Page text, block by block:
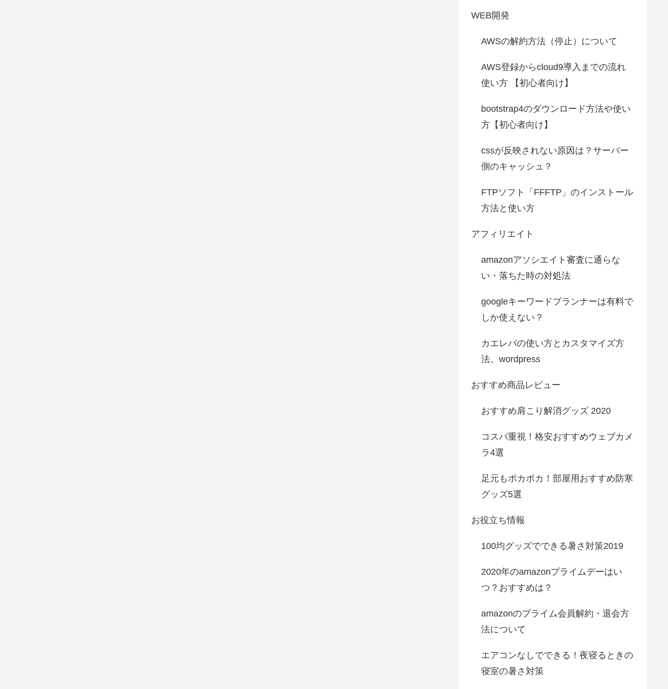
WEB開発
AWSの解約方法（停止）について
AWS登録からcloud9導入までの流れ
使い方 【初心者向け】
bootstrap4のダウンロード方法や使い
方【初心者向け】
cssが反映されない原因は？サーバー
側のキャッシュ？
FTPソフト「FFFTP」のインストール
方法と使い方
アフィリエイト
amazonアソシエイト審査に通らな
い・落ちた時の対処法
googleキーワードプランナーは有料で
しか使えない？
カエレバの使い方とカスタマイズ方
法。wordpress
おすすめ商品レビュー
おすすめ肩こり解消グッズ 2020
コスパ重視！格安おすすめウェブカメ
ラ4選
足元もポカポカ！部屋用おすすめ防寒
グッズ5選
お役立ち情報
100均グッズでできる暑さ対策2019
2020年のamazonプライムデーはい
つ？おすすめは？
amazonのプライム会員解約・退会方
法について
エアコンなしでできる！夜寝るときの
寝室の暑さ対策